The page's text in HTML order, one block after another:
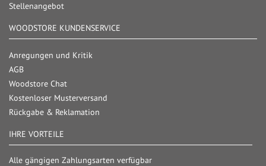
Stellenangebot
WOODSTORE KUNDENSERVICE
Anregungen und Kritik
AGB
Woodstore Chat
Kostenloser Musterversand
Rückgabe & Reklamation
IHRE VORTEILE
Alle gängigen Zahlungsarten verfügbar